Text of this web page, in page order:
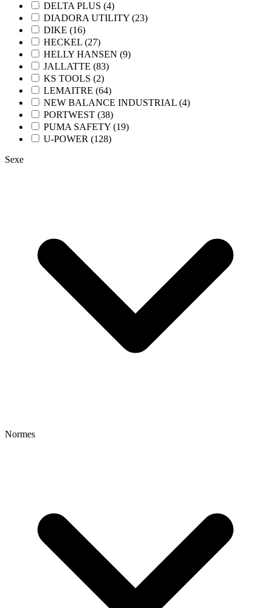
DELTA PLUS (4)
DIADORA UTILITY (23)
DIKE (16)
HECKEL (27)
HELLY HANSEN (9)
JALLATTE (83)
KS TOOLS (2)
LEMAITRE (64)
NEW BALANCE INDUSTRIAL (4)
PORTWEST (38)
PUMA SAFETY (19)
U-POWER (128)
Sexe
Normes